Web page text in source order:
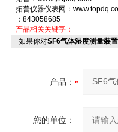
拓普仪器仪表网：
：843058685
产品相关关键字：
如果你对SF6气体湿度测量装置
产品：
您的单位：